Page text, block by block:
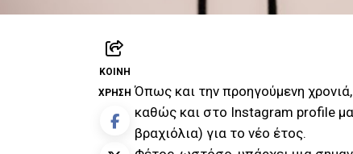
ΚΟΙΝΉ
ΧΡΉΣΗ Όπως και την προηγούμενη
καθώς και στο Instagram profile
βραχιόλια) για το νέο έτος.